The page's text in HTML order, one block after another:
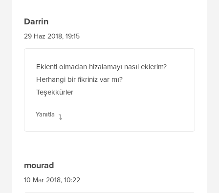
Darrin
29 Haz 2018, 19:15
Eklenti olmadan hizalamayı nasıl eklerim?
Herhangi bir fikriniz var mı?
Teşekkürler
Yanıtla
mourad
10 Mar 2018, 10:22